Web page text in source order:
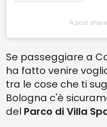
A post
Se passeggiare a
ha fatto venire
tra le cose che ti
Bologna c'è
del Parco di Villa